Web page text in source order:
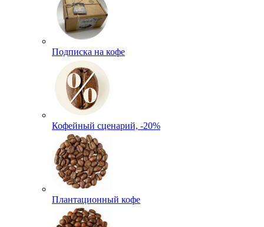
Подписка на кофе
Кофейный сценарий, -20%
Плантационный кофе